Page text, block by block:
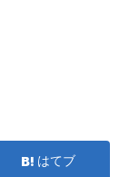
はてブ